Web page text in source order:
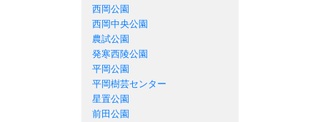
西岡公園
西岡中央公園
農試公園
発寒西陵公園
平岡公園
平岡樹芸センター
星置公園
前田公園